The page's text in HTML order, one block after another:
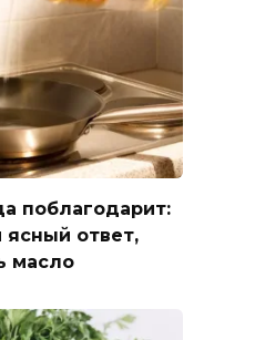
поблагодарит:
ясный ответ,
масло